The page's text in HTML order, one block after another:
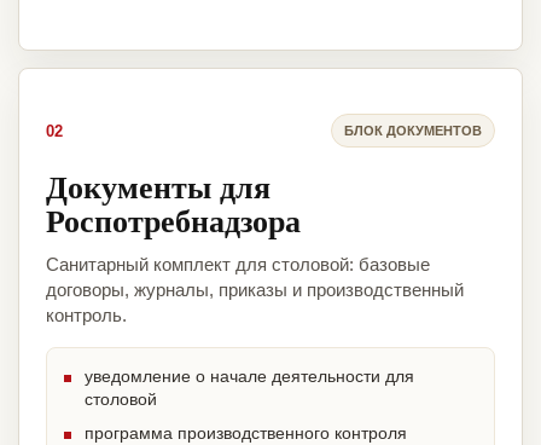
02 БЛОК ДОКУМЕНТОВ
Документы для
Роспотребнадзора
Санитарный комплект для столовой: базовые
договоры, журналы, приказы и производственный
контроль.
уведомление о начале деятельности для
столовой
программа производственного контроля